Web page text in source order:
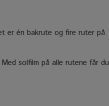
er én bakrute og fire ruter på
solfilm på alle rutene får du